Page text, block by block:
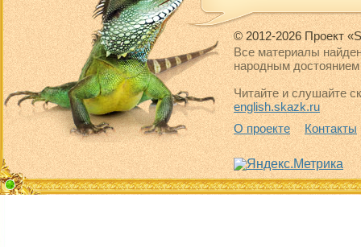
© 2012-2026 Проект
Все материалы
народным достоянием
Читайте и слушайте
english.skazk.ru
О проекте
Контакты